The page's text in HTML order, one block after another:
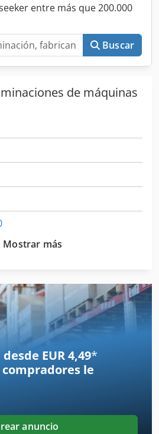
entre más que 200.000
Buscar
de máquinas
Mostrar más
EUR 4,49*
le
anuncio